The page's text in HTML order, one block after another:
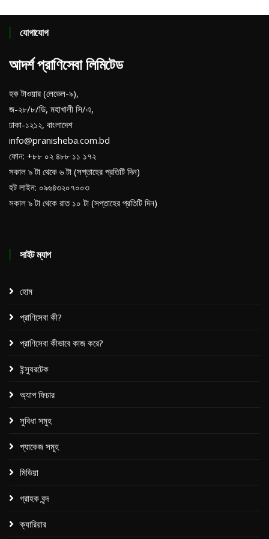
যোগাযোগ
আদর্শ প্রাণিসেবা লিমিটেড
হক টাওয়ার (লেভেল-৯),
জ-২৮/৮/ডি, মহাখালী সি/এ,
ঢাকা-১২১২, বাংলাদেশ
info@pranisheba.com.bd
ফোন: +৮৮ ০২ ৪৮৮ ১১ ১৭২
সকাল ৯ টা থেকে ৬ টা (সপ্তাহের প্রতিটি দিন)
হট লাইন: ০৯৬৪৩২০৭০০৩
সকাল ৯ টা থেকে রাত ১০ টা (সপ্তাহের প্রতিটি দিন)
সাইট ম্যাপ
হোম
প্রাণিসেবা কী?
প্রাণিসেবা কীভাবে কাজ করে?
ইন্স্যুরটেক
অ্যাপ ফিচার
সুবিধা সমুহ
প্যাকেজ সমূহ​
মিডিয়া
গ্রাহক বৃন্দ
ক্যারিয়ার